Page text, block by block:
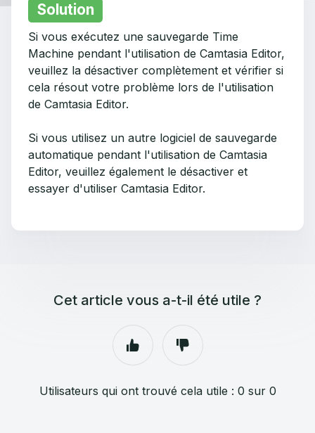
Solution
Si vous exécutez une sauvegarde Time
Machine pendant l'utilisation de Camtasia Editor,
veuillez la désactiver complètement et vérifier si
cela résout votre problème lors de l'utilisation
de Camtasia Editor.
Si vous utilisez un autre logiciel de sauvegarde
automatique pendant l'utilisation de Camtasia
Editor, veuillez également le désactiver et
essayer d'utiliser Camtasia Editor.
Cet article vous a-t-il été utile ?
Utilisateurs qui ont trouvé cela utile : 0 sur 0